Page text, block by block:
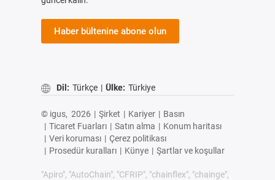
Haber bültenine abone olun
Dil: Türkçe | Ülke: Türkiye
© igus, 2026 | Şirket | Kariyer | Basın
| Ticaret Fuarları | Satın alma | Konum haritası
| Veri koruması | Çerez politikası
| Prosedür kuralları | Künye | Şartlar ve koşullar
"Apiro", "AutoChain", "CFRIP", "chainflex", "chainge",